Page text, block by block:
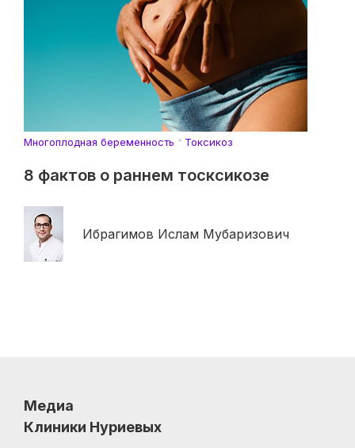
Многоплодная беременность Токсикоз
8 фактов о раннем тосксикозе
Ибрагимов Ислам Мубаризович
Медиа
Клиники Нуриевых